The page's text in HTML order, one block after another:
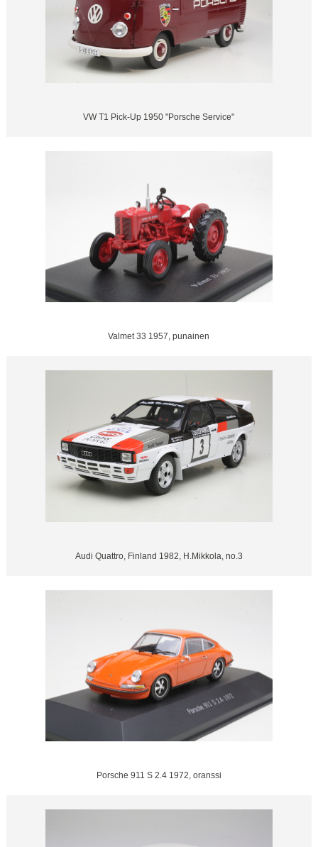
VW T1 Pick-Up 1950 "Porsche Service"
Valmet 33 1957, punainen
Audi Quattro, Finland 1982, H.Mikkola, no.3
Porsche 911 S 2.4 1972, oranssi